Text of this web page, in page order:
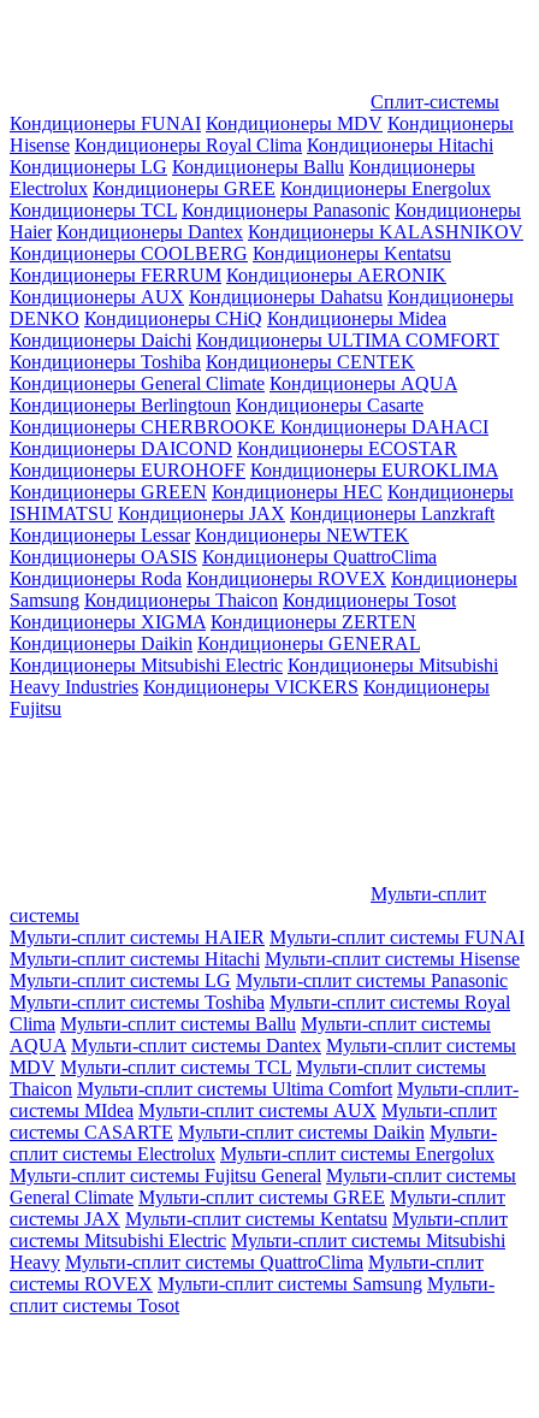
Сплит-системы
Кондиционеры FUNAI Кондиционеры MDV Кондиционеры
Hisense Кондиционеры Royal Clima Кондиционеры Hitachi
Кондиционеры LG Кондиционеры Ballu Кондиционеры
Electrolux Кондиционеры GREE Кондиционеры Energolux
Кондиционеры TCL Кондиционеры Panasonic Кондиционеры
Haier Кондиционеры Dantex Кондиционеры KALASHNIKOV
Кондиционеры СOOLBERG Кондиционеры Kentatsu
Кондиционеры FERRUM Кондиционеры AERONIK
Кондиционеры AUX Кондиционеры Dahatsu Кондиционеры
DENKO Кондиционеры CHiQ Кондиционеры Midea
Кондиционеры Daichi Кондиционеры ULTIMA COMFORT
Кондиционеры Toshiba Кондиционеры CENTEK
Кондиционеры General Climate Кондиционеры AQUA
Кондиционеры Berlingtoun Кондиционеры Casarte
Кондиционеры CHERBROOKE Кондиционеры DAHACI
Кондиционеры DAICOND Кондиционеры ECOSTAR
Кондиционеры EUROHOFF Кондиционеры EUROKLIMA
Кондиционеры GREEN Кондиционеры HEC Кондиционеры
ISHIMATSU Кондиционеры JAX Кондиционеры Lanzkraft
Кондиционеры Lessar Кондиционеры NEWTEK
Кондиционеры OASIS Кондиционеры QuattroClima
Кондиционеры Roda Кондиционеры ROVEX Кондиционеры
Samsung Кондиционеры Thaicon Кондиционеры Tosot
Кондиционеры XIGMA Кондиционеры ZERTEN
Кондиционеры Daikin Кондиционеры GENERAL
Кондиционеры Mitsubishi Electric Кондиционеры Mitsubishi
Heavy Industries Кондиционеры VICKERS Кондиционеры
Fujitsu
Мульти-сплит
системы
Мульти-сплит системы HAIER Мульти-сплит системы FUNAI
Мульти-сплит системы Hitachi Мульти-сплит системы Hisense
Мульти-сплит системы LG Мульти-сплит системы Panasonic
Мульти-сплит системы Toshiba Мульти-сплит системы Royal
Clima Мульти-сплит системы Ballu Мульти-сплит системы
AQUA Мульти-сплит системы Dantex Мульти-сплит системы
MDV Мульти-сплит системы TCL Мульти-сплит системы
Thaicon Мульти-сплит системы Ultima Comfort Мульти-сплит-
системы MIdea Мульти-сплит системы AUX Мульти-сплит
системы CASARTE Мульти-сплит системы Daikin Мульти-
сплит системы Electrolux Мульти-сплит системы Energolux
Мульти-сплит системы Fujitsu General Мульти-сплит системы
General Climate Мульти-сплит системы GREE Мульти-сплит
системы JAX Мульти-сплит системы Kentatsu Мульти-сплит
системы Mitsubishi Electric Мульти-сплит системы Mitsubishi
Heavy Мульти-сплит системы QuattroClima Мульти-сплит
системы ROVEX Мульти-сплит системы Samsung Мульти-
сплит системы Tosot